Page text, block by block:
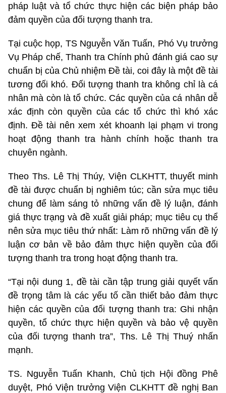
pháp luật và tổ chức thực hiện các biện pháp bảo
đảm quyền của đối tượng thanh tra.
Tại cuộc họp, TS Nguyễn Văn Tuấn, Phó Vụ trưởng
Vụ Pháp chế, Thanh tra Chính phủ đánh giá cao sự
chuẩn bị của Chủ nhiệm Đề tài, coi đây là một đề tài
tương đối khó. Đối tượng thanh tra không chỉ là cá
nhân mà còn là tổ chức. Các quyền của cá nhân dễ
xác định còn quyền của các tổ chức thì khó xác
định. Đề tài nên xem xét khoanh lại phạm vi trong
hoạt động thanh tra hành chính hoặc thanh tra
chuyên ngành.
Theo Ths. Lê Thị Thúy, Viện CLKHTT, thuyết minh
đề tài được chuẩn bị nghiêm túc; cần sửa mục tiêu
chung để làm sáng tỏ những vấn đề lý luận, đánh
giá thực trạng và đề xuất giải pháp; mục tiêu cụ thể
nên sửa mục tiêu thứ nhất: Làm rõ những vấn đề lý
luận cơ bản về bảo đảm thực hiện quyền của đối
tượng thanh tra trong hoạt động thanh tra.
“Tại nội dung 1, đề tài cần tập trung giải quyết vấn
đề trọng tâm là các yếu tố cần thiết bảo đảm thực
hiện các quyền của đối tượng thanh tra: Ghi nhận
quyền, tổ chức thực hiện quyền và bảo vệ quyền
của đối tượng thanh tra”, Ths. Lê Thị Thuý nhấn
mạnh.
TS. Nguyễn Tuấn Khanh, Chủ tịch Hội đồng Phê
duyệt, Phó Viện trưởng Viện CLKHTT đề nghị Ban